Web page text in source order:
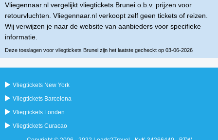
Vliegennaar.nl vergelijkt vliegtickets Brunei o.b.v. prijzen voor
retourvluchten. Vliegennaar.nl verkoopt zelf geen tickets of reizen.
Wij verwijzen je naar de website van aanbieders voor specifieke
informatie.
Deze toeslagen voor vliegtickets Brunei zijn het laatste gecheckt op 03-06-2026
Vliegtickets New York
Vliegtickets Barcelona
Vliegtickets Londen
Vliegtickets Curacao